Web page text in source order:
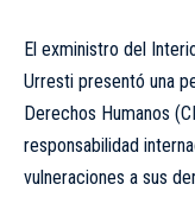
El exministro del
Urresti presentó una
Derechos Humanos
responsabilidad
vulneraciones a sus